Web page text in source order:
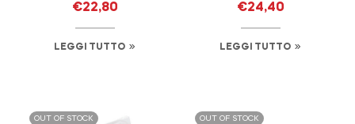
€22,80
LEGGI TUTTO
€24,40
LEGGI TUTTO
OUT OF STOCK OUT OF STOCK